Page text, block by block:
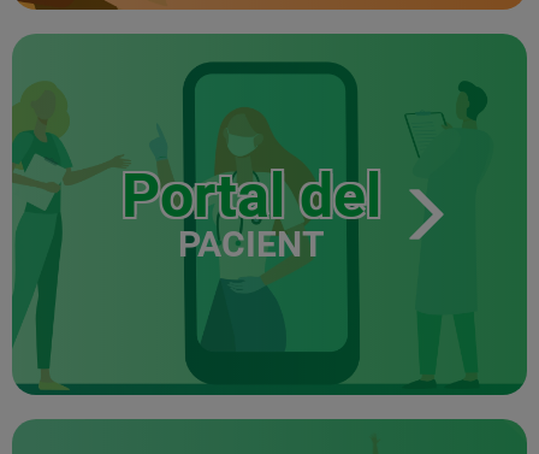
Portal del
PACIENT